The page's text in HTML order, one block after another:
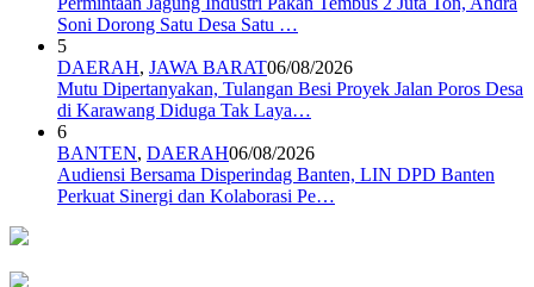
Soni Dorong Satu Desa Satu …
5
DAERAH, JAWA BARAT06/08/2026
Mutu Dipertanyakan, Tulangan Besi Proyek Jalan Poros Desa
di Karawang Diduga Tak Laya…
6
BANTEN, DAERAH06/08/2026
Audiensi Bersama Disperindag Banten, LIN DPD Banten
Perkuat Sinergi dan Kolaborasi Pe…